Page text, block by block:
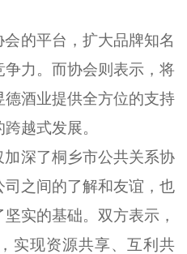
的平台，扩大品牌知名
力。而协会则表示，将
酒业提供全方位的支持
越式发展。
深了桐乡市公共关系协
之间的了解和友谊，也
实的基础。双方表示，
实现资源共享、互利共